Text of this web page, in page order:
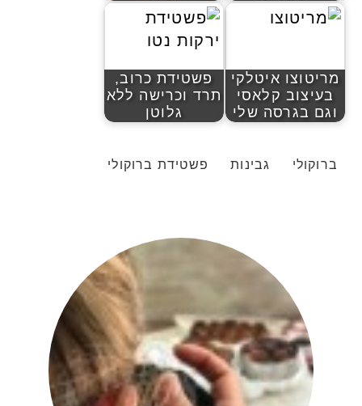
מריטוצו איטלקי
בעיצוב קלאסי
וגם בגרסה שלי
פשטידת כרוב,
תרד וכרישה ללא
גלוטן
ברוקולי גבינות פשטידת ברוקולי